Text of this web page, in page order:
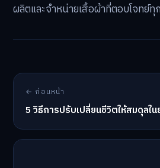
ผลิตและจำหน่ายเสื้อผ้าที่ตอบโจทย์
← ก่อนหน้า
5 วิธีการปรับเปลี่ยนชีวิตให้สมดุลใ